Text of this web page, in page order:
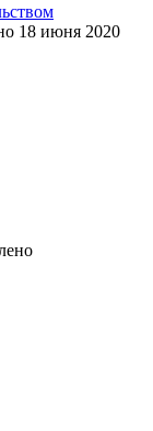
18 июня 2020